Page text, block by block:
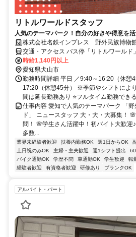
リトルワールドスタッフ
人気のテーマパーク！自分の好きや得意を
株式会社名鉄インプレス 野外民族博物
交通・アクセス バス停「リトルワールド
を推奨＞
時給1,140円以上
愛知県犬山市
勤務時間詳細 平日 ／9:40～16:20（休憩
17:20（休憩45分） ※季節やシフトによ
間は延長勤務あり ⭐フルタイム勤務でき
仕事内容 愛知で人気のテーマパーク 「
ド」 ニュースタッフ 大・大・大募集！
問！ 🌸学生さん活躍中！初バイト大歓迎
多数...
業界未経験者歓迎 扶養内勤務OK 週1日からOK
土日祝のみOK
主婦・主夫歓迎 週1シフト提出
バイク通勤OK
学歴不問 車通勤OK 学生歓迎 転
経験者歓迎
有資格者歓迎 研修あり ブランクOK
アルバイト・パート